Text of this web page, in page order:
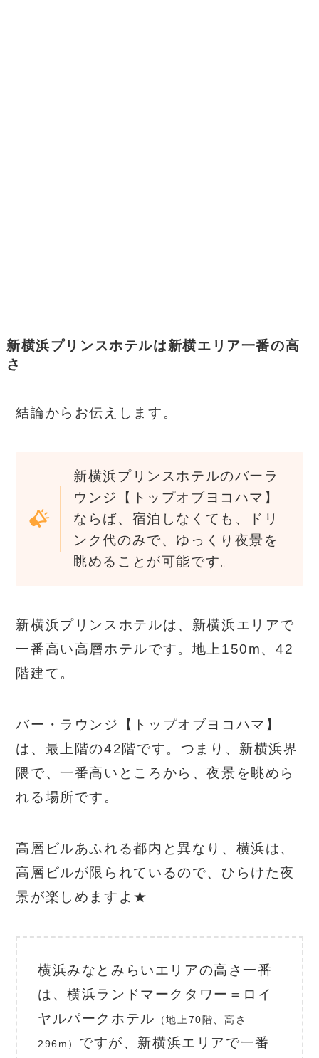
新横浜プリンスホテルは新横エリア一番の高
さ
結論からお伝えします。
新横浜プリンスホテルのバーラ
ウンジ【トップオブヨコハマ】
ならば、宿泊しなくても、ドリ
ンク代のみで、ゆっくり夜景を
眺めることが可能です。
新横浜プリンスホテルは、新横浜エリアで
一番高い高層ホテルです。地上150m、42
階建て。
バー・ラウンジ【トップオブヨコハマ】
は、最上階の42階です。つまり、新横浜界
隈で、一番高いところから、夜景を眺めら
れる場所です。
高層ビルあふれる都内と異なり、横浜は、
高層ビルが限られているので、ひらけた夜
景が楽しめますよ★
横浜みなとみらいエリアの高さ一番
は、横浜ランドマークタワー＝ロイ
ヤルパークホテル
（地上70階、高さ
296m） ですが、新横浜エリアで一番